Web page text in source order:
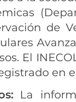
de
El
en
La